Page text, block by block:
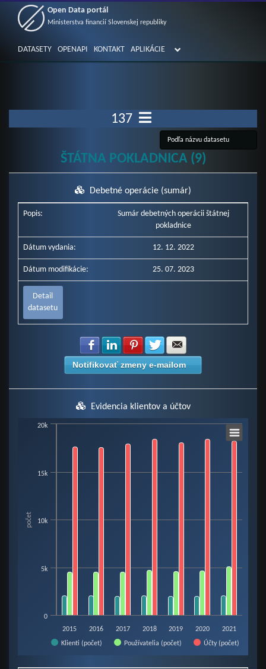
Open Data portál
Ministerstva financií Slovenskej republiky
DATASETY OPENAPI KONTAKT APLIKÁCIE
137
ŠTÁTNA POKLADNICA (9)
Debetné operácie (sumár)
Popis:
Sumár debetných operácii štátnej
pokladnice
Dátum vydania: 12. 12. 2022
Dátum modifikácie: 25. 07. 2023
Detail
datasetu
Zdielať na Facebook
Zdielať na LinkedIn
Zdielať na Pinterest
Zdielať na Twitter
Notifikovať zmeny e-mailom
Evidencia klientov a účtov
Chart
počet
Klienti (počet) Používatelia (počet) Účty (počet)
2015 2016 2017 2018 2019 2020 2021
0
5k
10k
15k
20k